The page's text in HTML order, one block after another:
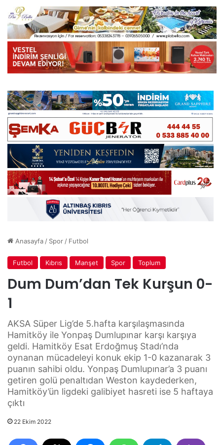
Anasayfa / Spor / Futbol
Futbol Kıbrıs Manşet Spor Toplum
Dum Dum’dan Tek Kurşun 0-
1
AKSA Süper Lig’de 5.hafta karşılaşmasında
Hamitköy ile Yonpaş Dumlupınar karşı karşıya
geldi. Hamitköy Esat Erdoğmuş Stadı’nda
oynanan mücadeleyi konuk ekip 1-0 kazanarak 3
puanın sahibi oldu. Yonpaş Dumlupınar’a 3 puanı
getiren golü penaltıdan Weston kaydederken,
Hamitköy’ün ligdeki galibiyet hasreti ise 5 haftaya
çıktı
22 Ekim 2022